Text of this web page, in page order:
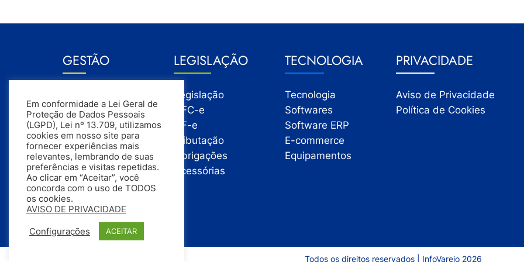
GESTÃO
Gestão Financeira
Gestão de Pessoas
Compras
Estoque
Vendas
LEGISLAÇÃO
Legislação
NFC-e
NF-e
Tributação
Obrigações
Acessórias
TECNOLOGIA
Tecnologia
Softwares
Software ERP
E-commerce
Equipamentos
PRIVACIDADE
Aviso de Privacidade
Política de Cookies
Todos os direitos reservados | InfoVarejo 2026
Em conformidade a Lei Geral de
Proteção de Dados Pessoais
(LGPD), Lei nº 13.709, utilizamos
cookies em nosso site para
fornecer experiências mais
relevantes, lembrando de suas
preferências e visitas repetidas.
Ao clicar em “Aceitar”, você
concorda com o uso de TODOS
os cookies.
AVISO DE PRIVACIDADE
Configurações ACEITAR